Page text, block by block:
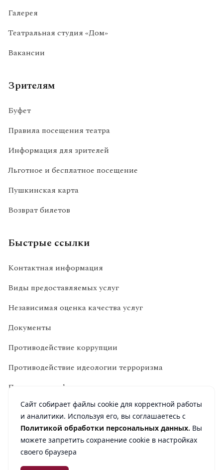
Галерея
Театральная студия «Дом»
Вакансии
Зрителям
Буфет
Правила посещения театра
Информация для зрителей
Льготное и бесплатное посещение
Пушкинская карта
Возврат билетов
Быстрые ссылки
Контактная информация
Виды предоставляемых услуг
Независимая оценка качества услуг
Документы
Противодействие коррупции
Противодействие идеологии терроризма
Политика конфиденциальности
ИНН 6730012810 ОГРН 1026701442734
Сайт собирает файлы cookie для корректной работы
и аналитики. Используя его, вы соглашаетесь с
Политикой обработки персональных данных. Вы
можете запретить сохранение cookie в настройках
своего браузера